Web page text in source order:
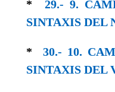
* 29.- 9.
SINTAXIS DEL
* 30.- 10.
SIN­TAXIS DEL